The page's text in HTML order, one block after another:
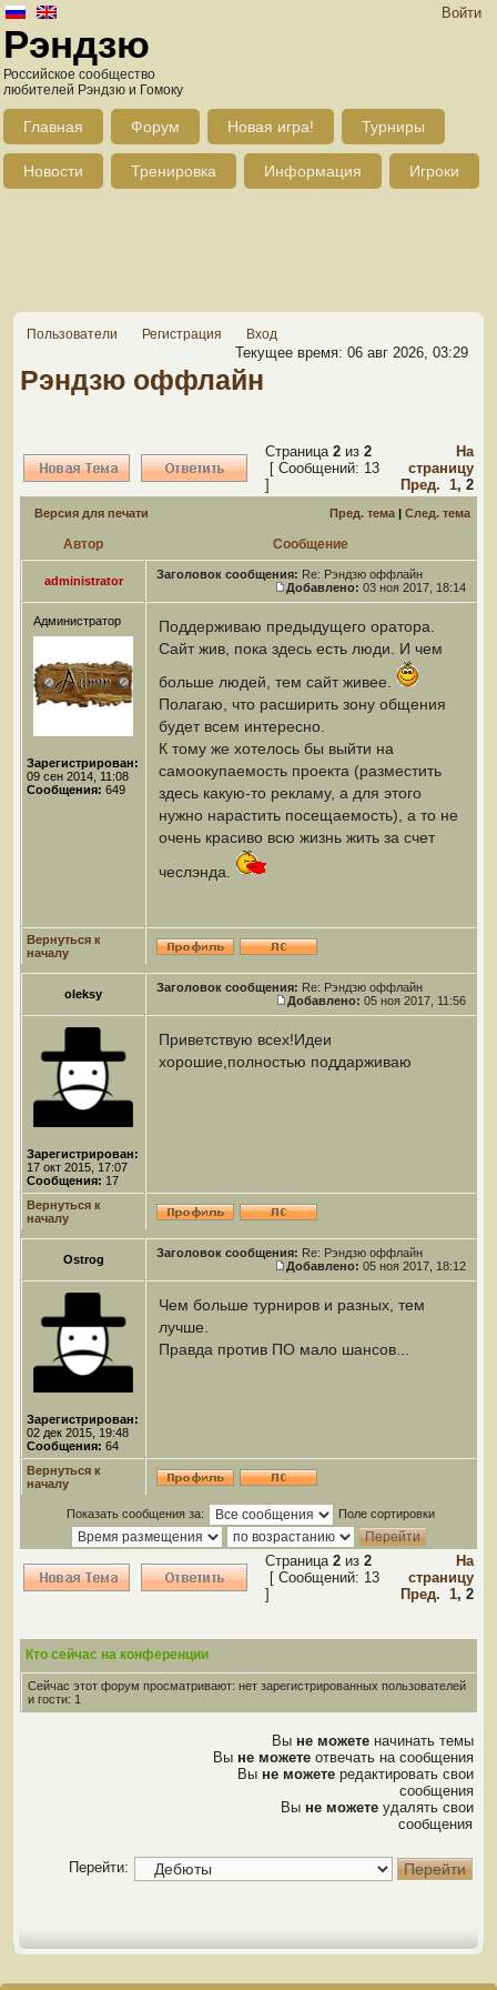
Войти
Рэндзю
Российское сообщество
любителей Рэндзю и Гомоку
Главная Форум Новая игра! Турниры
Новости Тренировка Информация Игроки
Пользователи Регистрация Вход
Текущее время: 06 авг 2026, 03:29
Рэндзю оффлайн
Страница 2 из 2
[ Сообщений: 13
]
На
страницу
Пред. 1, 2
Версия для печати Пред. тема | След. тема
Автор Сообщение
administrator Заголовок сообщения: Re: Рэндзю оффлайн
Добавлено: 03 ноя 2017, 18:14
Администратор
Зарегистрирован:
09 сен 2014, 11:08
Сообщения: 649
Поддерживаю предыдущего оратора.
Сайт жив, пока здесь есть люди. И чем
больше людей, тем сайт живее.
Полагаю, что расширить зону общения
будет всем интересно.
К тому же хотелось бы выйти на
самоокупаемость проекта (разместить
здесь какую-то рекламу, а для этого
нужно нарастить посещаемость), а то не
очень красиво всю жизнь жить за счет
чеслэнда.
Вернуться к
началу
oleksy Заголовок сообщения: Re: Рэндзю оффлайн
Добавлено: 05 ноя 2017, 11:56
Зарегистрирован:
17 окт 2015, 17:07
Сообщения: 17
Приветствую всех!Идеи
хорошие,полностью поддарживаю
Вернуться к
началу
Ostrog Заголовок сообщения: Re: Рэндзю оффлайн
Добавлено: 05 ноя 2017, 18:12
Зарегистрирован:
02 дек 2015, 19:48
Сообщения: 64
Чем больше турниров и разных, тем
лучше.
Правда против ПО мало шансов...
Вернуться к
началу
Показать сообщения за: Поле сортировки
Страница 2 из 2
[ Сообщений: 13
]
На
страницу
Пред. 1, 2
Кто сейчас на конференции
Сейчас этот форум просматривают: нет зарегистрированных пользователей
и гости: 1
Вы не можете начинать темы
Вы не можете отвечать на сообщения
Вы не можете редактировать свои
сообщения
Вы не можете удалять свои
сообщения
Перейти: